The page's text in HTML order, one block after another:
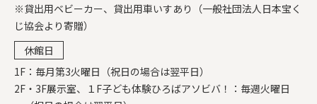
※貸出用ベビーカー、貸出用車いすあり（一般社団法人日本宝く
じ協会より寄贈）
休館日
1F：毎月第3火曜日（祝日の場合は翌平日）
2F・3F展示室、１F子ども体験ひろばアソビバ！：毎週火曜日